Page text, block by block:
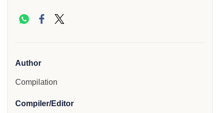
Author
Compilation
Compiler/Editor